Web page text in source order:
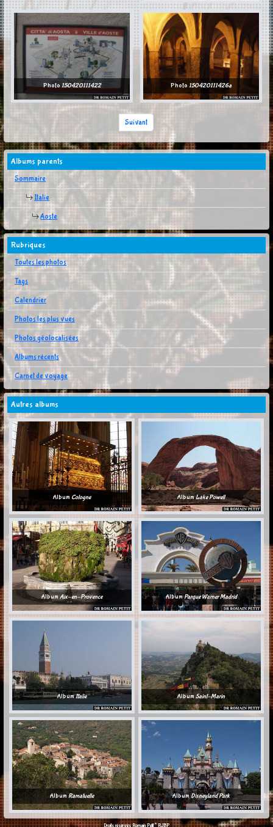
Photo 150420111422 Photo 150420111426a
Suivant
Albums parents
Sommaire
Italie
Aoste
Rubriques
Toutes les photos
Tags
Calendrier
Photos les plus vues
Photos géolocalisées
Albums récents
Carnet de voyage
Autres albums
Album Cologne AlbumLake Powell
Album Aix-en-Provence AlbumParque Warner Madrid
AlbumItalie Album Saint-Marin
Album Ramatuelle AlbumDisneyland Park
©